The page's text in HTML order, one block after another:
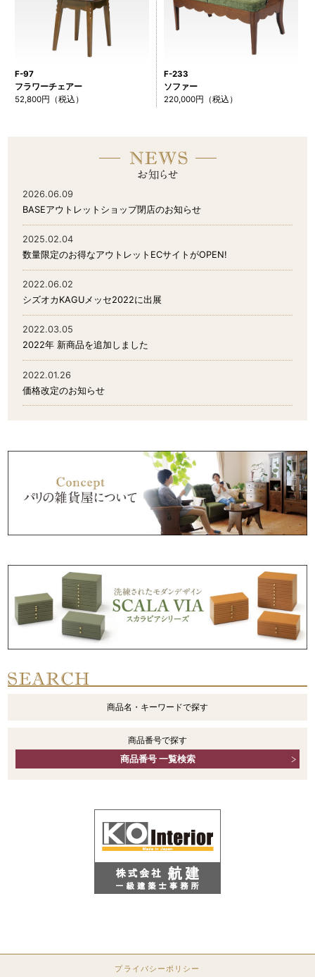
F-97
フラワーチェアー
52,800円（税込）
F-233
ソファー
220,000円（税込）
2026.06.09
BASEアウトレットショップ閉店のお知らせ
2025.02.04
数量限定のお得なアウトレットECサイトがOPEN!
2022.06.02
シズオカKAGUメッセ2022に出展
2022.03.05
2022年 新商品を追加しました
2022.01.26
価格改定のお知らせ
商品名・キーワードで探す
商品番号で探す
商品番号 一覧検索
プライバシーポリシー